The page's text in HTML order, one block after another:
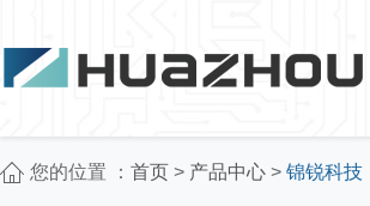
您的位置 ： 首页 > 产品中心 > 锦锐科技